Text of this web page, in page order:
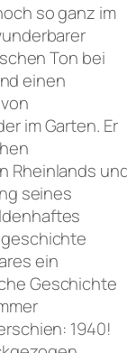
so ganz im
Ton bei
einen
im Garten. Er
Rheinlands
seines
ein
Geschichte
1940!